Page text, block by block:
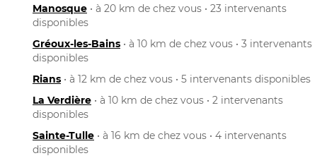
Manosque • à 20 km de chez vous • 23 intervenants
disponibles
Gréoux-les-Bains • à 10 km de chez vous • 3 intervenants
disponibles
Rians • à 12 km de chez vous • 5 intervenants disponibles
La Verdière • à 10 km de chez vous • 2 intervenants
disponibles
Sainte-Tulle • à 16 km de chez vous • 4 intervenants
disponibles